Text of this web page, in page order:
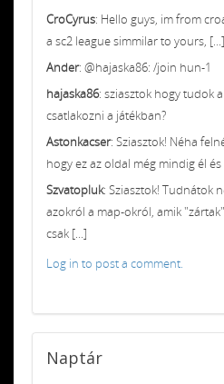
CroCyrus: Hello guys, im from
a sc2 league simmilar to yours, [...]
Ander: @hajaska86: /join hun-1
hajaska86: sziasztok hogy tudok
csatlakozni a játékban?
Astonkacser: Sziasztok! Néha
hogy ez az oldal még mindig él és
Szvatopluk: Sziasztok! Tudnátok
azokról a map-okról, amik
csak [...]
Log in to post a comment.
Naptár